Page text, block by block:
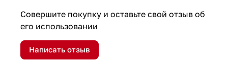
Совершите покупку и оставьте свой отзыв об
его использовании
Написать отзыв